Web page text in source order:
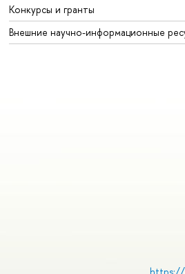
Конкурсы и гранты
Внешние научно-информационные